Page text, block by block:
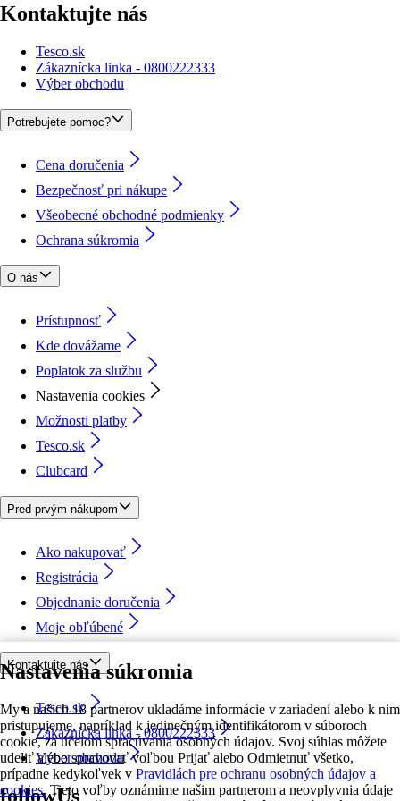
Nastavenia súkromia
My a našich 18 partnerov ukladáme informácie v zariadení alebo k nim
pristupujeme, napríklad k jedinečným identifikátorom v súboroch
cookie, za účelom spracúvania osobných údajov. Svoj súhlas môžete
udeliť alebo spravovať voľbou Prijať alebo Odmietnuť všetko,
prípadne kedykoľvek v Pravidlách pre ochranu osobných údajov a
cookies. Tieto voľby oznámime našim partnerom a neovplyvnia údaje
Kontaktujte nás
Tesco.sk
Zákaznícka linka - 0800222333
Výber obchodu
Potrebujete pomoc?
Cena doručenia
Bezpečnosť pri nákupe
Všeobecné obchodné podmienky
Ochrana súkromia
O nás
Prístupnosť
Kde dovážame
Poplatok za službu
Nastavenia cookies
Možnosti platby
Tesco.sk
Clubcard
Pred prvým nákupom
Ako nakupovať
Registrácia
Objednanie doručenia
Moje obľúbené
Kontaktujte nás
Tesco.sk
Zákaznícka linka - 0800222333
Výber obchodu
followUs